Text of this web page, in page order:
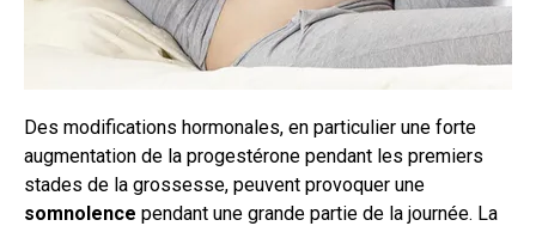
Des modifications hormonales, en particulier une forte
augmentation de la progestérone pendant les premiers
stades de la grossesse, peuvent provoquer une
somnolence pendant une grande partie de la journée. La